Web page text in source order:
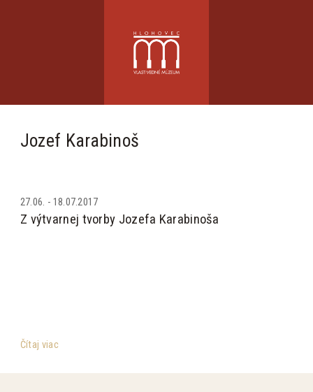
Jozef Karabinoš
27.06. - 18.07.2017
Z výtvarnej tvorby Jozefa Karabinoša
Čítaj viac